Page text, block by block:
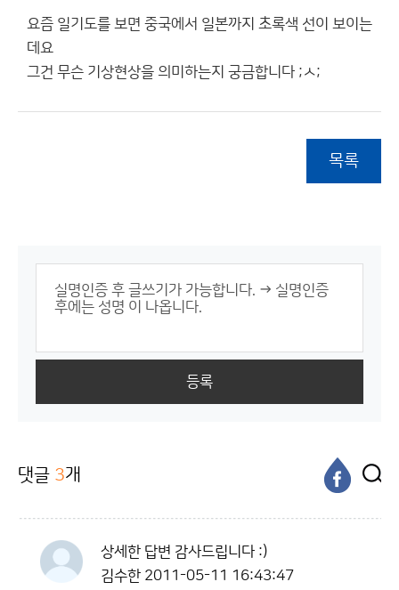
요즘 일기도를 보면 중국에서 일본까지 초록색 선이 보이는
데요
그건 무슨 기상현상을 의미하는지 궁금합니다 ;ㅅ;
목록
등록
댓글 3개
상세한 답변 감사드립니다 :)
김수한 2011-05-11 16:43:47